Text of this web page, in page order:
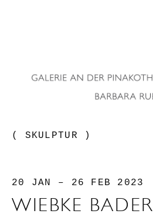
( SKULPTUR )
20 JAN – 26 FEB 2023
WIEBKE BADER